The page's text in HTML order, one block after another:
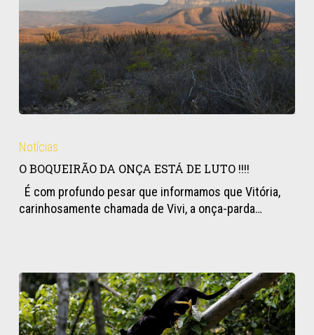
BOQUEIRÃO
DA
ONÇA
ESTÁ
DE
Notícias
O BOQUEIRÃO DA ONÇA ESTÁ DE LUTO !!!!
É com profundo pesar que informamos que Vitória,
carinhosamente chamada de Vivi, a onça-parda…